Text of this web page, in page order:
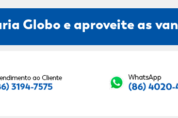
Globo e aproveite as